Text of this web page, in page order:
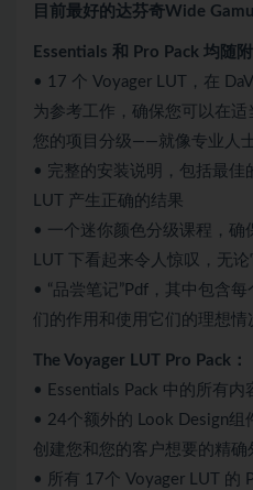
目前最好的达芬奇Wide
Essentials 和 Pro Pack 均随附
• 17 个 Voyager LUT，在
为参考工作，确保您可以在
您的项目分级——就像专业人
• 完整的安装说明，包括最佳
LUT 产生正确的结果
• 一个迷你颜色分级课程，
LUT 下看起来令人惊叹，无
• “品尝笔记”Pdf，其中包含
们的作用和使用它们的理想情
The Voyager LUT Pro Pack：
• Essentials Pack 中的所有内
• 24个额外的 Look Design
创建您和您的客户想要的精确
• 所有 17个 Voyager LUT 的